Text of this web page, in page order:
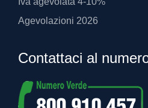
Agevolazioni 2026
Contattaci al